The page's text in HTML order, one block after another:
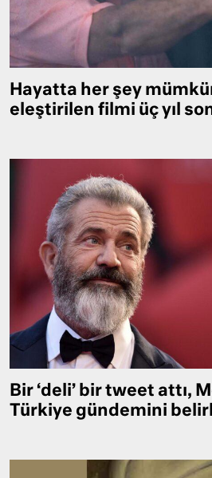
Hayatta her şey
eleştirilen filmi üç yıl
Bir ‘deli’ bir tweet attı,
Türkiye gündemini